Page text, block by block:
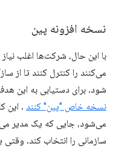
نسخه افزونه پین
با این حال، شرکت‌ها اغلب
می‌کنند را کنترل کنند تا از
شود. برای دستیابی به این
نسخه خاص "پین" کنند . این
می‌شود، جایی که یک مدیر
سازمانی را انتخاب کند. وقتی